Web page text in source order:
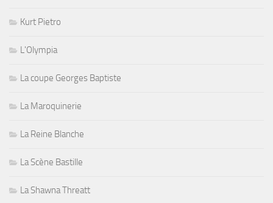
Kurt Pietro
L'Olympia
La coupe Georges Baptiste
La Maroquinerie
La Reine Blanche
La Scène Bastille
La Shawna Threatt